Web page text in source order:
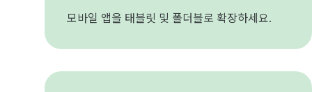
모바일 앱을 태블릿 및 폴더블로 확장하세요.